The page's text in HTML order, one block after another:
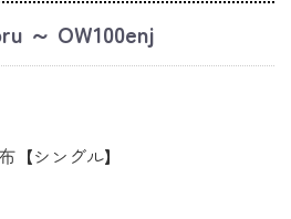
～ OW100enj
【シングル】